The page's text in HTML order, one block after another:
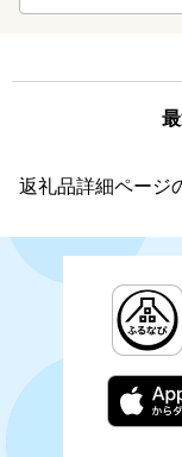
返礼品詳細ページ